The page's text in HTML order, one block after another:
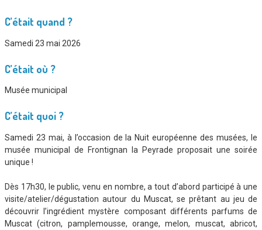
C’était quand ?
Samedi 23 mai 2026
C’était où ?
Musée municipal
C’était quoi ?
Samedi 23 mai, à l’occasion de la Nuit européenne des musées, le
musée municipal de Frontignan la Peyrade proposait une soirée
unique !
Dès 17h30, le public, venu en nombre, a tout d’abord participé à une
visite/atelier/dégustation autour du Muscat, se prêtant au jeu de
découvrir l’ingrédient mystère composant différents parfums de
Muscat (citron, pamplemousse, orange, melon, muscat, abricot,